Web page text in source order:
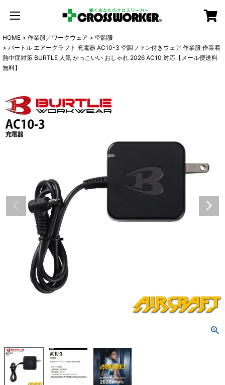
HOME 作業服／ワークウェア
空調服
バートル エアークラフト 充電器 AC10-3 空調ファン付きウェア 作業服 作業着
熱中症対策 BURTLE 人気 かっこいい おしゃれ 2026 AC10 対応【メール便送料
無料】